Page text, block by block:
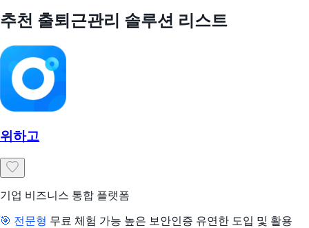
추천 출퇴근관리 솔루션 리스트
위하고
기업 비즈니스 통합 플랫폼
🎯 전문형 무료 체험 가능 높은 보안인증 유연한 도입 및 활용